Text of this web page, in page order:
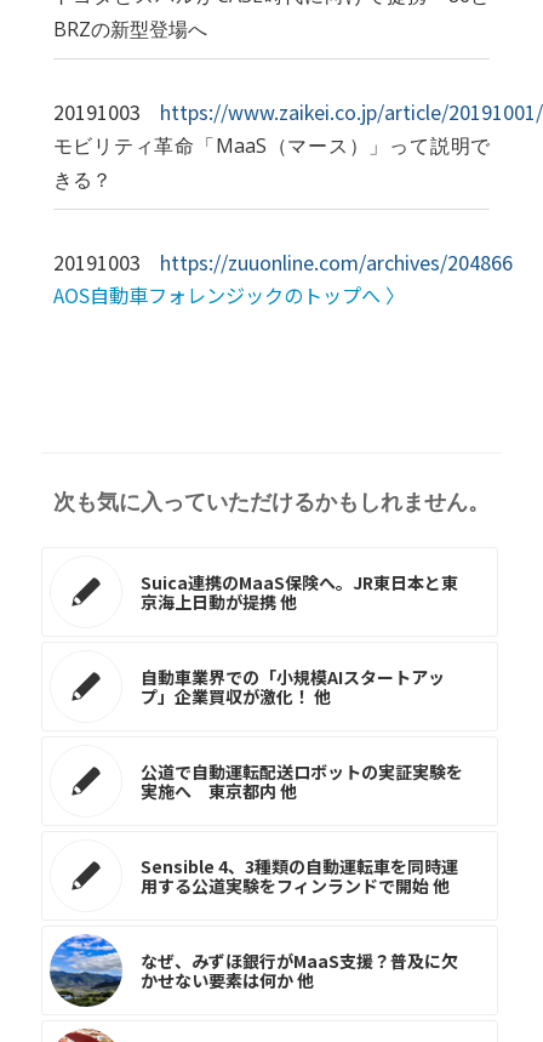
BRZの新型登場へ
20191003 https://www.zaikei.co.jp/article/
モビリティ革命「MaaS（マース）」って説明で
きる？
20191003
https://zuuonline.com/archives/204866
AOS自動車フォレンジックのトップへ 〉
次も気に入っていただけるかもしれません。
Suica連携のMaaS保険へ。JR東日本と東
京海上日動が提携 他
自動車業界での「小規模AIスタートアッ
プ」企業買収が激化！ 他
公道で自動運転配送ロボットの実証実験を
実施へ 東京都内 他
Sensible 4、3種類の自動運転車を同時運
用する公道実験をフィンランドで開始 他
なぜ、みずほ銀行がMaaS支援？普及に欠
かせない要素は何か 他